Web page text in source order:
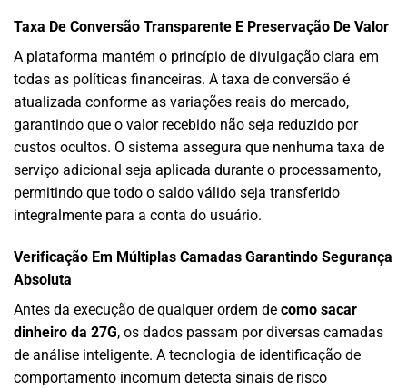
Taxa De Conversão Transparente E Preservação De Valor
A plataforma mantém o princípio de divulgação clara em
todas as políticas financeiras. A taxa de conversão é
atualizada conforme as variações reais do mercado,
garantindo que o valor recebido não seja reduzido por
custos ocultos. O sistema assegura que nenhuma taxa de
serviço adicional seja aplicada durante o processamento,
permitindo que todo o saldo válido seja transferido
integralmente para a conta do usuário.
Verificação Em Múltiplas Camadas Garantindo Segurança
Absoluta
Antes da execução de qualquer ordem de como sacar
dinheiro da 27G, os dados passam por diversas camadas
de análise inteligente. A tecnologia de identificação de
comportamento incomum detecta sinais de risco